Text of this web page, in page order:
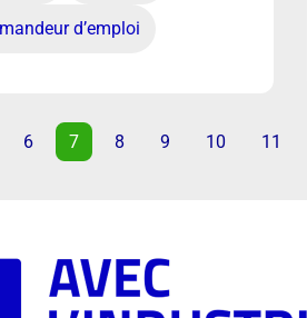
d’emploi
6 7 8 9 10 11